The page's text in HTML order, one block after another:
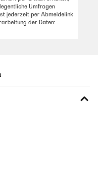
Umfragen
jederzeit per Abmeldelink
der Daten: